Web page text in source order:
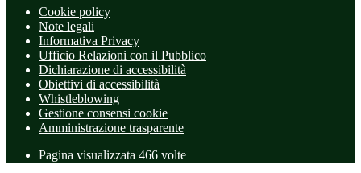
Cookie policy
Note legali
Informativa Privacy
Ufficio Relazioni con il Pubblico
Dichiarazione di accessibilità
Obiettivi di accessibilità
Whistleblowing
Gestione consensi cookie
Amministrazione trasparente
Pagina visualizzata 466 volte